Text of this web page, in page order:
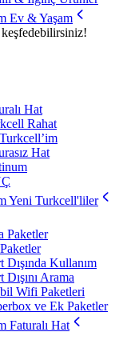
Ev & Yaşam
Hat
Rahat
Hat
Yeni Turkcell'liler
Paketler
Dışında Kullanım
Dışını Arama
Wifi Paketleri
ve Ek Paketler
Faturalı Hat